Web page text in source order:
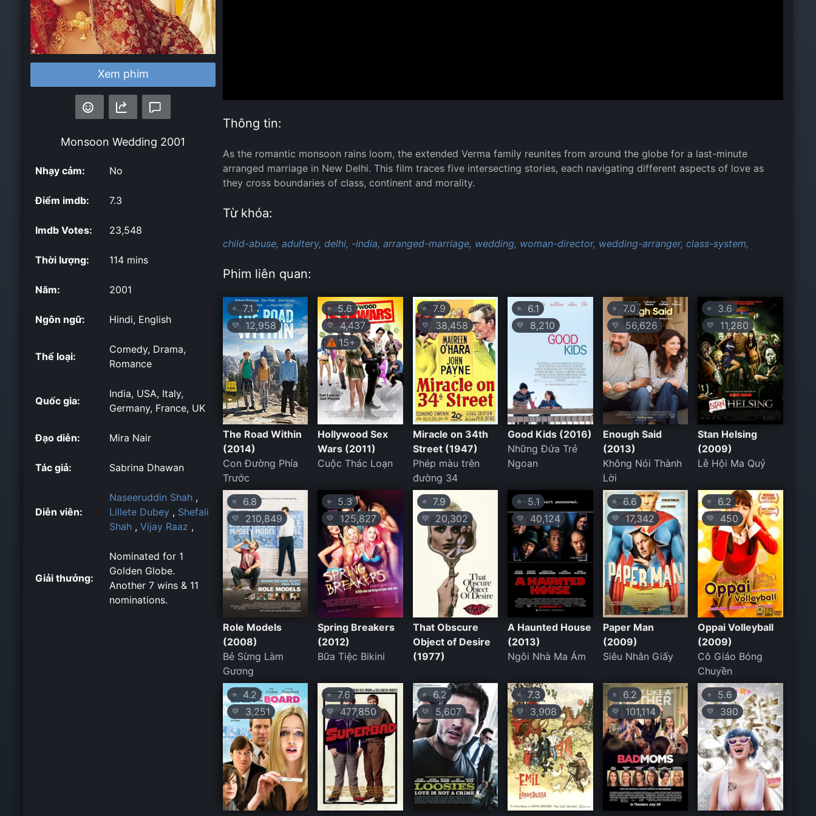
Xem phim
Monsoon Wedding 2001
Nhạy cảm: No
Điểm imdb: 7.3
Imdb Votes: 23,548
Thời lượng: 114 mins
Năm: 2001
Ngôn ngữ: Hindi, English
Thể loại:
Comedy, Drama,
Romance
Quốc gia:
India, USA, Italy,
Germany, France, UK
Đạo diễn: Mira Nair
Tác giả: Sabrina Dhawan
Diễn viên:
Naseeruddin Shah ,
Lillete Dubey , Shefali
Shah , Vijay Raaz ,
Giải thưởng:
Nominated for 1
Golden Globe.
Another 7 wins & 11
nominations.
Thông tin:
As the romantic monsoon rains loom, the extended Verma family reunites from around the globe for a last-minute
arranged marriage in New Delhi. This film traces five intersecting stories, each navigating different aspects of love as
they cross boundaries of class, continent and morality.
Từ khóa:
child-abuse, adultery, delhi, -india, arranged-marriage, wedding, woman-director, wedding-arranger, class-system,
Phim liên quan:
⭐ 7.1
💛 12,958
The Road Within
(2014)
Con Đường Phía
Trước
⭐5.6
💛4,437
15+
Hollywood Sex
Wars (2011)
Cuộc Thác Loạn
⭐7.9
💛 38,458
Miracle on 34th
Street (1947)
Phép màu trên
đường 34
⭐ 6.1
💛 8,210
Good Kids (2016)
Những Đứa Trẻ
Ngoan
⭐7.0
💛 56,626
Enough Said
(2013)
Không Nói Thành
Lời
⭐ 3.6
💛 11,280
Stan Helsing
(2009)
Lễ Hội Ma Quỷ
⭐ 6.8
💛 210,849
Role Models
(2008)
Bẻ Sừng Làm
Gương
⭐ 5.3
💛 125,827
Spring Breakers
(2012)
Bữa Tiệc Bikini
⭐7.9
💛 20,302
That Obscure
Object of Desire
(1977)
⭐ 5.1
💛 40,124
A Haunted House
(2013)
Ngôi Nhà Ma Ám
⭐6.6
💛 17,342
Paper Man
(2009)
Siêu Nhân Giấy
⭐ 6.2
💛 450
Oppai Volleyball
(2009)
Cô Giáo Bóng
Chuyền
⭐ 4.2
💛 3,251
⭐7.6
💛 477,850
⭐6.2
💛 5,607
⭐ 7.3
💛 3,908
⭐6.2
💛 101,114
⭐ 5.6
💛 390